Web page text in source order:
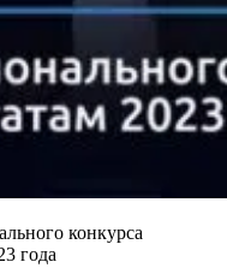
конкурса
года